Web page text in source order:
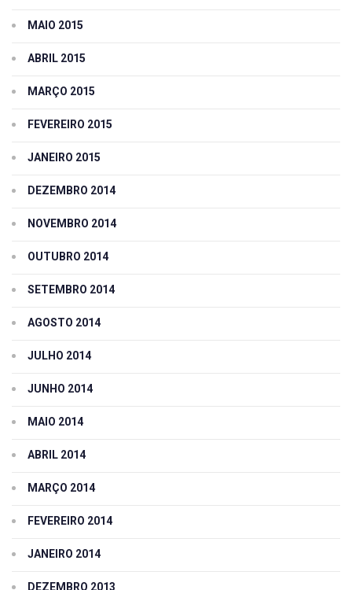
MAIO 2015
ABRIL 2015
MARÇO 2015
FEVEREIRO 2015
JANEIRO 2015
DEZEMBRO 2014
NOVEMBRO 2014
OUTUBRO 2014
SETEMBRO 2014
AGOSTO 2014
JULHO 2014
JUNHO 2014
MAIO 2014
ABRIL 2014
MARÇO 2014
FEVEREIRO 2014
JANEIRO 2014
DEZEMBRO 2013